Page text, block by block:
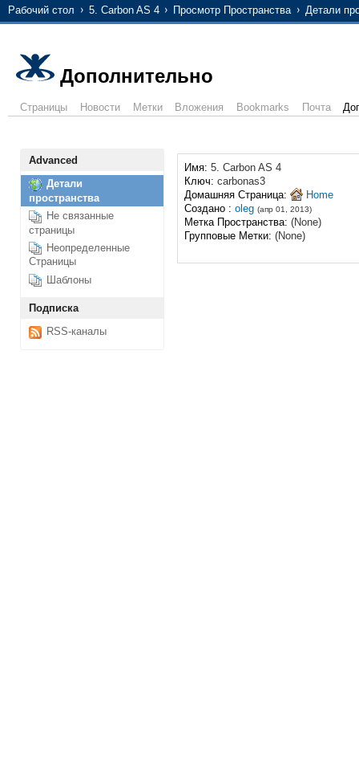
Рабочий стол 5. Carbon AS 4 Просмотр Пространства Детали
Дополнительно
Страницы Новости Метки Вложения Bookmarks Почта
Advanced
Детали
пространства
Не связанные
страницы
Неопределенные
Страницы
Шаблоны
Подписка
RSS-каналы
Имя: 5. Carbon AS 4
Ключ: carbonas3
Домашняя Страница:
Home
Создано : oleg (апр 01, 2013)
Метка Пространства: (None)
Групповые Метки: (None)